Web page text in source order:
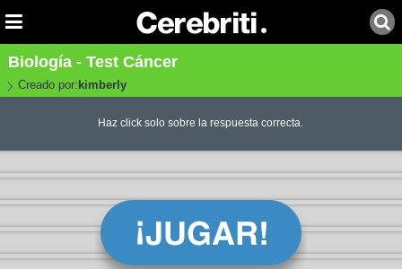
Biología - Test Cáncer
Creado por: kimberly
Haz click solo sobre la respuesta correcta.